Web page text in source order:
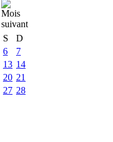
S
D
6
7
13 14
20 21
27 28